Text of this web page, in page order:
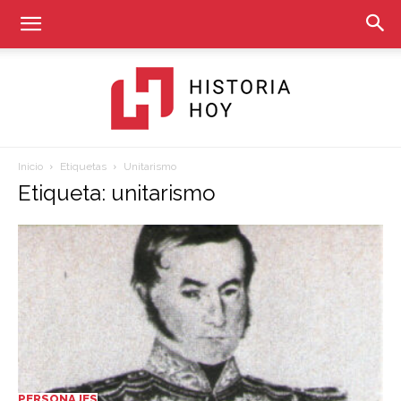
Hoy
Inicio Etiquetas Unitarismo
Etiqueta: unitarismo